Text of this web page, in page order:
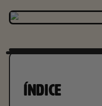
ÍNDICE